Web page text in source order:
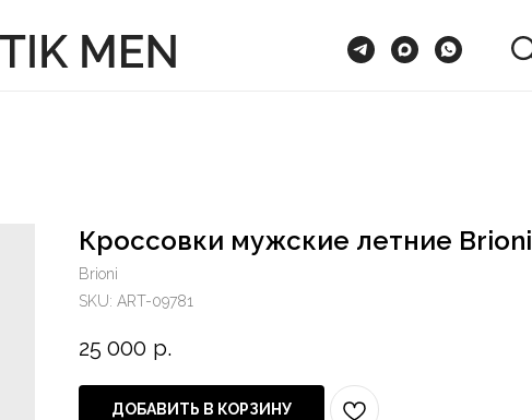
Кроссовки мужские летние Brioni
Brioni
SKU: ART-09781
25 000 р.
ДОБАВИТЬ В КОРЗИНУ